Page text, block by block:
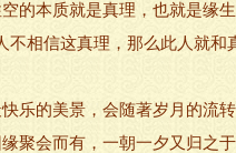
的本质就是真理，也就是缘
不相信这真理，那么此人就
乐的美景，会随著岁月的流
聚会而有，一朝一夕又归之